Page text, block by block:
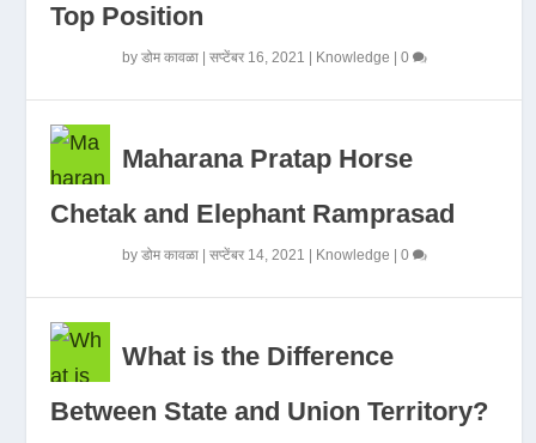
Top Position
byडोम कावळा |सप्टेंबर 16, 2021 Knowledge |0
Maharana Pratap Horse
Chetak and Elephant Ramprasad
byडोम कावळा |सप्टेंबर 14, 2021 Knowledge |0
What is the Difference
Between State and Union Territory?